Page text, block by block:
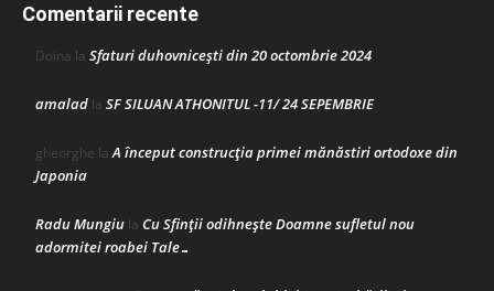
Comentarii recente
Doina la Sfaturi duhovnicești din 20 octombrie 2024
amalad la SF SILUAN ATHONITUL -11/ 24 SEPEMBRIE
gheorghe laA început construcţia primei mănăstiri ortodoxe din
Japonia
Radu Mungiu la Cu Sfinții odihnește Doamne sufletul nou
adormitei roabei Tale…